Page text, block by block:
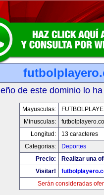
de este dominio lo
Mayusculas:
Minusculas:
Longitud:
13 caracteres
Categorias:
Deportes
Precio:
Realizar una
Visitar!
Serán consideradas